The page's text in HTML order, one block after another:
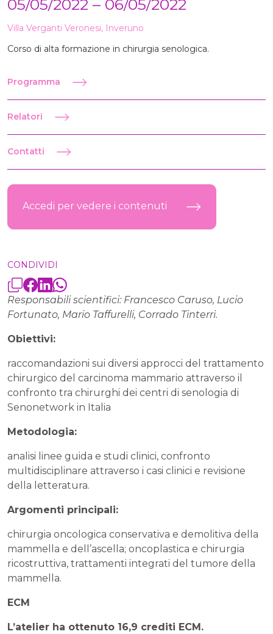
05/05/2022 – 06/05/2022
Villa Verganti Veronesi, Inveruno
Corso di alta formazione in chirurgia senologica.
Programma
Relatori
Contatti
Accedi per vedere i contenuti
CONDIVIDI
Responsabili scientifici: Francesco Caruso, Lucio
Fortunato, Mario Taffurelli, Corrado Tinterri.
Obiettivi:
raccomandazioni sui diversi approcci del trattamento
chirurgico del carcinoma mammario attraverso il
confronto tra chirurghi dei centri di senologia di
Senonetwork in Italia
Metodologia:
analisi linee guida e studi clinici, confronto
multidisciplinare attraverso i casi clinici e revisione
della letteratura.
Argomenti principali:
chirurgia oncologica conservativa e demolitiva della
mammella e dell’ascella; oncoplastica e chirurgia
ricostruttiva, trattamenti integrati del tumore della
mammella.
ECM
L’atelier ha ottenuto 16,9 crediti ECM.